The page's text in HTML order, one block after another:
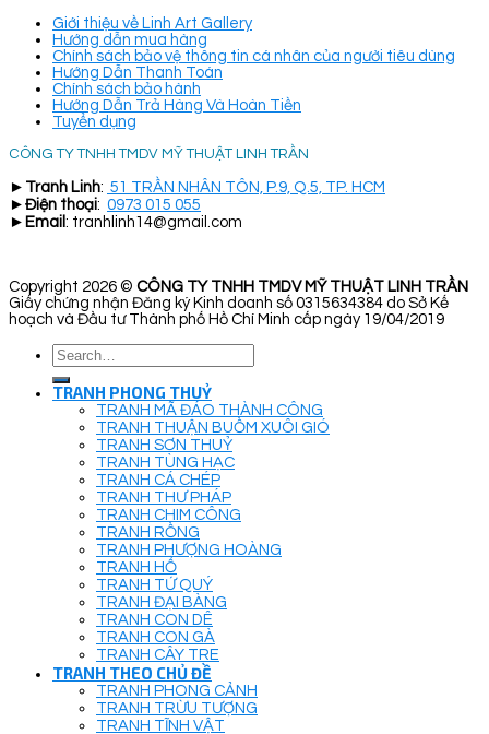
Giới thiệu về Linh Art Gallery
Hướng dẫn mua hàng
Chính sách bảo vệ thông tin cá nhân của người tiêu dùng
Hướng Dẫn Thanh Toán
Chính sách bảo hành
Hướng Dẫn Trả Hàng Và Hoàn Tiền
Tuyển dụng
CÔNG TY TNHH TMDV MỸ THUẬT LINH TRẦN
► Tranh Linh: 51 TRẦN NHÂN TÔN, P.9, Q.5, TP. HCM
► Điện thoại: 0973 015 055
► Email : tranhlinh14@gmail.com
Copyright 2026 © CÔNG TY TNHH TMDV MỸ THUẬT LINH TRẦN
Giấy chứng nhận Đăng ký Kinh doanh số 0315634384 do Sở Kế
hoạch và Đầu tư Thành phố Hồ Chí Minh cấp ngày 19/04/2019
Search
for:
TRANH PHONG THUỶ
TRANH MÃ ĐÁO THÀNH CÔNG
TRANH THUẬN BUỒM XUÔI GIÓ
TRANH SƠN THUỶ
TRANH TÙNG HẠC
TRANH CÁ CHÉP
TRANH THƯ PHÁP
TRANH CHIM CÔNG
TRANH RỒNG
TRANH PHƯỢNG HOÀNG
TRANH HỔ
TRANH TỨ QUÝ
TRANH ĐẠI BÀNG
TRANH CON DÊ
TRANH CON GÀ
TRANH CÂY TRE
TRANH THEO CHỦ ĐỀ
TRANH PHONG CẢNH
TRANH TRỪU TƯỢNG
TRANH TĨNH VẬT